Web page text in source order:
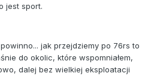
jest sport.
jak przejdziemy po 76rs to
do okolic, które wspomniałem,
dalej bez wielkiej eksploatacji